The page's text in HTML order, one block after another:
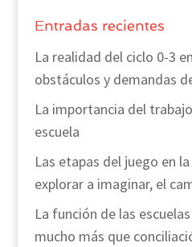
Entradas recientes
La realidad del ciclo 0-3
obstáculos y demandas
La importancia del
escuela
Las etapas del juego en
explorar a imaginar, el
La función de las
mucho más que